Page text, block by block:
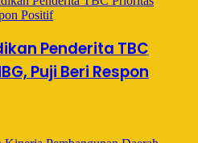
Penderita TBC
Puji Beri Respon